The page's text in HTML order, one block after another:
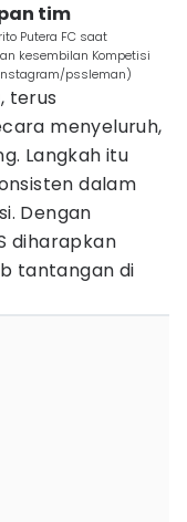
tim
Putera FC saat
kesembilan Kompetisi
pssleman)
terus
menyeluruh,
Langkah itu
dalam
Dengan
diharapkan
tantangan di